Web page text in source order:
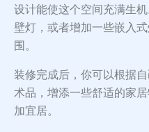
设计能使这个空间充满生
壁灯，或者增加一些嵌入
围。
装修完成后，你可以根据
术品，增添一些舒适的家
加宜居。